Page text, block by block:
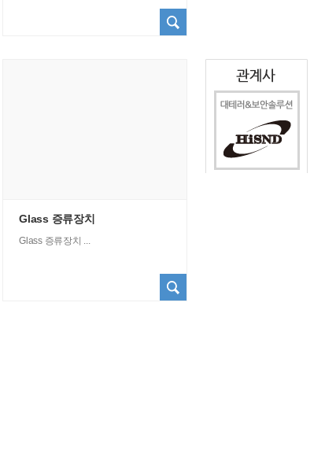
Glass 증류장치
Glass 증류장치 ...